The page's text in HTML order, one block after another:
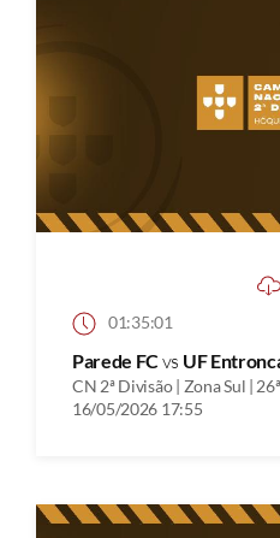
01:35:01
Parede FCvs UF
CN 2ª Divisão | Zona Sul |
16/05/2026 17:55